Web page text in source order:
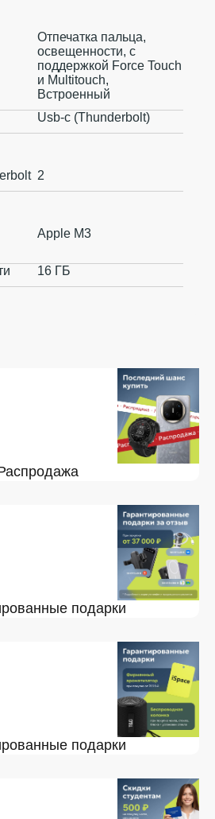
подарки
подарки
Отпечатка пальца,
освещенности, с
поддержкой Force Touch
и Multitouch,
Встроенный
Usb-c (Thunderbolt)
2
Apple M3
16 ГБ